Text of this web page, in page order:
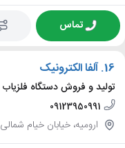
تماس
16. آلفا الکترونیک
تولید و فروش دستگاه فلزیاب
09123950991
ارومیه، خیابان خیام شمالی